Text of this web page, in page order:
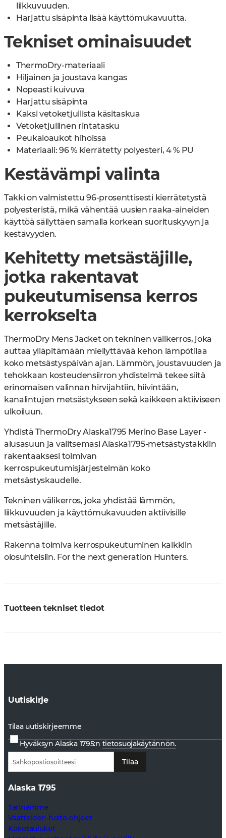
liikkuvuuden.
Harjattu sisäpinta lisää käyttömukavuutta.
Tekniset ominaisuudet
ThermoDry-materiaali
Hiljainen ja joustava kangas
Nopeasti kuivuva
Harjattu sisäpinta
Kaksi vetoketjullista käsitaskua
Vetoketjullinen rintatasku
Peukaloaukot hihoissa
Materiaali: 96 % kierrätetty polyesteri, 4 % PU
Kestävämpi valinta
Takki on valmistettu 96-prosenttisesti kierrätetystä
polyesteristä, mikä vähentää uusien raaka-aineiden
käyttöä säilyttäen samalla korkean suorituskyvyn ja
kestävyyden.
Kehitetty metsästäjille,
jotka rakentavat
pukeutumisensa kerros
kerrokselta
ThermoDry Mens Jacket on tekninen välikerros, joka
auttaa ylläpitämään miellyttävää kehon lämpötilaa
koko metsästyspäivän ajan. Lämmön, joustavuuden ja
tehokkaan kosteudensiirron yhdistelmä tekee siitä
erinomaisen valinnan hirvijahtiin, hiivintään,
kanalintujen metsästykseen sekä kaikkeen aktiiviseen
ulkoiluun.
Yhdistä ThermoDry Alaska1795 Merino Base Layer -
alusasuun ja valitsemasi Alaska1795-metsästystakkiin
rakentaaksesi toimivan
kerrospukeutumisjärjestelmän koko
metsästyskaudelle.
Tekninen välikerros, joka yhdistää lämmön,
liikkuvuuden ja käyttömukavuuden aktiivisille
metsästäjille.
Rakenna toimiva kerrospukeutuminen kaikkiin
olosuhteisiin. For the next generation Hunters.
Tuotteen tekniset tiedot
Uutiskirje
Tilaa uutiskirjeemme
Hyväksyn Alaska 1795:n tietosuojakäytännön.
Tilaa
Alaska 1795
Tarinamme
Vaatteiden hoito-ohjeet
Kokotaulukot